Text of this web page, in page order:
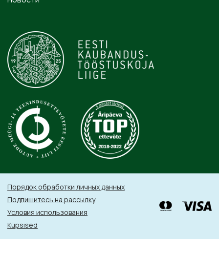
Порядок обработки личных данных
Подпишитесь на рассылку
Условия использования
Küpsised